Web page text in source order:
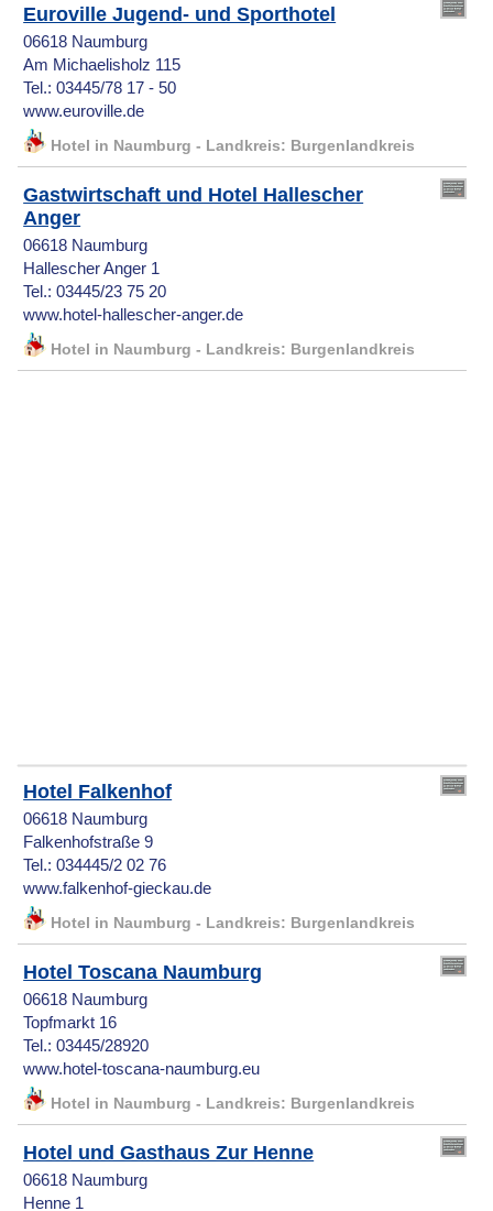
Euroville Jugend- und Sporthotel
06618 Naumburg
Am Michaelisholz 115
Tel.: 03445/78 17 - 50
www.euroville.de
Hotel in Naumburg - Landkreis: Burgenlandkreis
Gastwirtschaft und Hotel Hallescher
Anger
06618 Naumburg
Hallescher Anger 1
Tel.: 03445/23 75 20
www.hotel-hallescher-anger.de
Hotel in Naumburg - Landkreis: Burgenlandkreis
Hotel Falkenhof
06618 Naumburg
Falkenhofstraße 9
Tel.: 034445/2 02 76
www.falkenhof-gieckau.de
Hotel in Naumburg - Landkreis: Burgenlandkreis
Hotel Toscana Naumburg
06618 Naumburg
Topfmarkt 16
Tel.: 03445/28920
www.hotel-toscana-naumburg.eu
Hotel in Naumburg - Landkreis: Burgenlandkreis
Hotel und Gasthaus Zur Henne
06618 Naumburg
Henne 1